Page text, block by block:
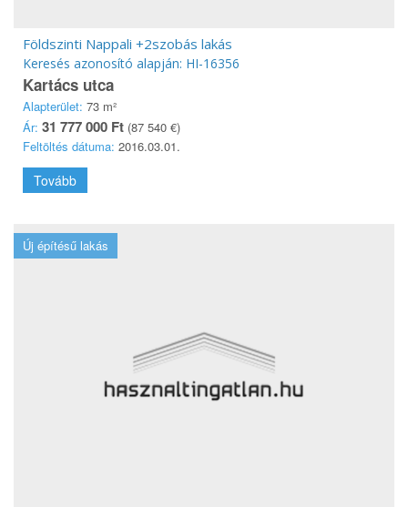
Földszinti Nappali +2szobás lakás
Keresés azonosító alapján: HI-16356
Kartács utca
Alapterület: 73 m²
Ár: 31 777 000 Ft (87 540 €)
Feltöltés dátuma: 2016.03.01.
Tovább
Új építésű lakás